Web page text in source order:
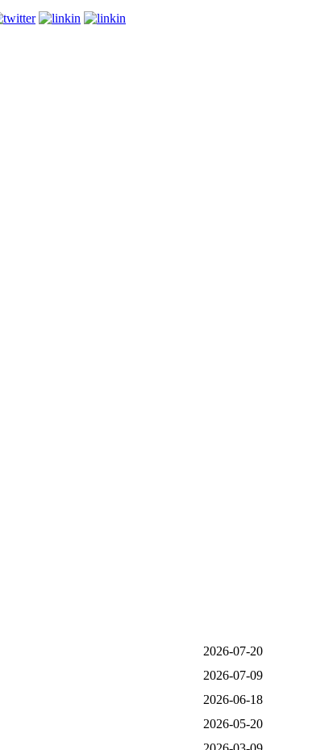
2026-07-20
2026-07-09
2026-06-18
2026-05-20